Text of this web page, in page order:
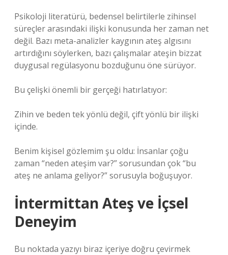
Psikoloji literatürü, bedensel belirtilerle zihinsel
süreçler arasındaki ilişki konusunda her zaman net
değil. Bazı meta-analizler kaygının ateş algısını
artırdığını söylerken, bazı çalışmalar ateşin bizzat
duygusal regülasyonu bozduğunu öne sürüyor.
Bu çelişki önemli bir gerçeği hatırlatıyor:
Zihin ve beden tek yönlü değil, çift yönlü bir ilişki
içinde.
Benim kişisel gözlemim şu oldu: İnsanlar çoğu
zaman “neden ateşim var?” sorusundan çok “bu
ateş ne anlama geliyor?” sorusuyla boğuşuyor.
İntermittan Ateş ve İçsel
Deneyim
Bu noktada yazıyı biraz içeriye doğru çevirmek